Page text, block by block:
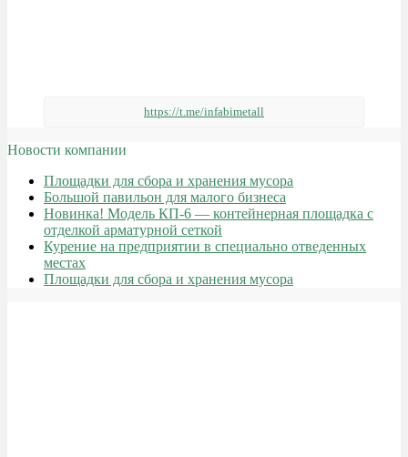
https://t.me/infabimetall
Новости компании
Площадки для сбора и хранения мусора
Большой павильон для малого бизнеса
Новинка! Модель КП-6 — контейнерная площадка с
отделкой арматурной сеткой
Курение на предприятии в специально отведенных
местах
Площадки для сбора и хранения мусора